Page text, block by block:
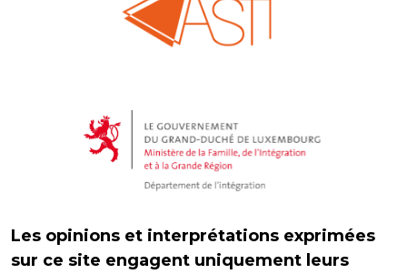
Les opinions et interprétations exprimées
sur ce site engagent uniquement leurs